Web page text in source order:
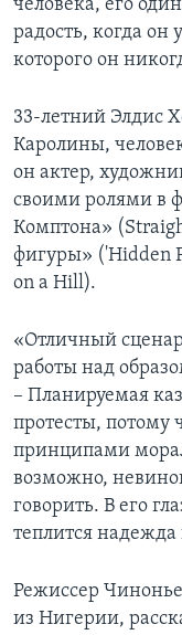
человека, его
радость, когда он
которого он
33-летний Элдис
Каролины,
он актер,
своими ролями в
Комптона»
фигуры» ('Hidden
on a Hill).
«Отличный
работы над
– Планируемая
протесты, потому
принципами
возможно,
говорить. В его
теплится надежда
Режиссер
из Нигерии,